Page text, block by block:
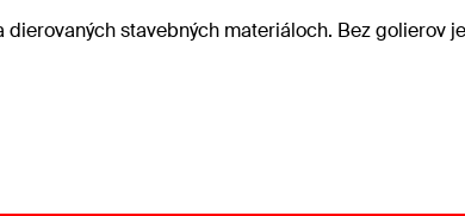
stavebných materiáloch. Bez golierov